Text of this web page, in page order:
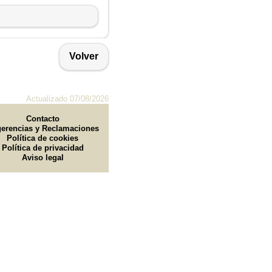
Volver
Actualizado 07/08/2026
Contacto
y Reclamaciones
Política de cookies
Política de privacidad
Aviso legal